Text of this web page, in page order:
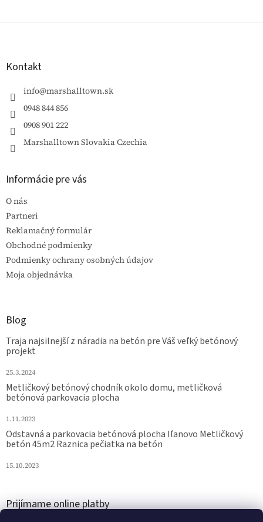
Z
Kontakt
info@marshalltown.sk
0948 844 856
0908 901 222
Marshalltown Slovakia Czechia
Informácie pre vás
O nás
Partneri
Reklamačný formulár
Obchodné podmienky
Podmienky ochrany osobných údajov
Moja objednávka
Blog
Traja najsilnejší z náradia na betón pre Váš veľký betónový
projekt
25.3.2024
Metličkový betónový chodník okolo domu, metličková
betónová parkovacia plocha
1.11.2023
Odstavná a parkovacia betónová plocha Iľanovo Metličkový
betón 45m2 Raznica pečiatka na betón
15.10.2023
Prijímame online platby